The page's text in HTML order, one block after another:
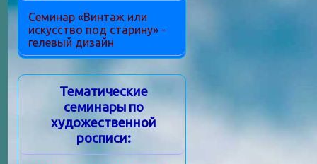
Семинар «Винтаж или
искусство под старину» -
гелевый дизайн
Тематические
семинары по
художественной
росписи: